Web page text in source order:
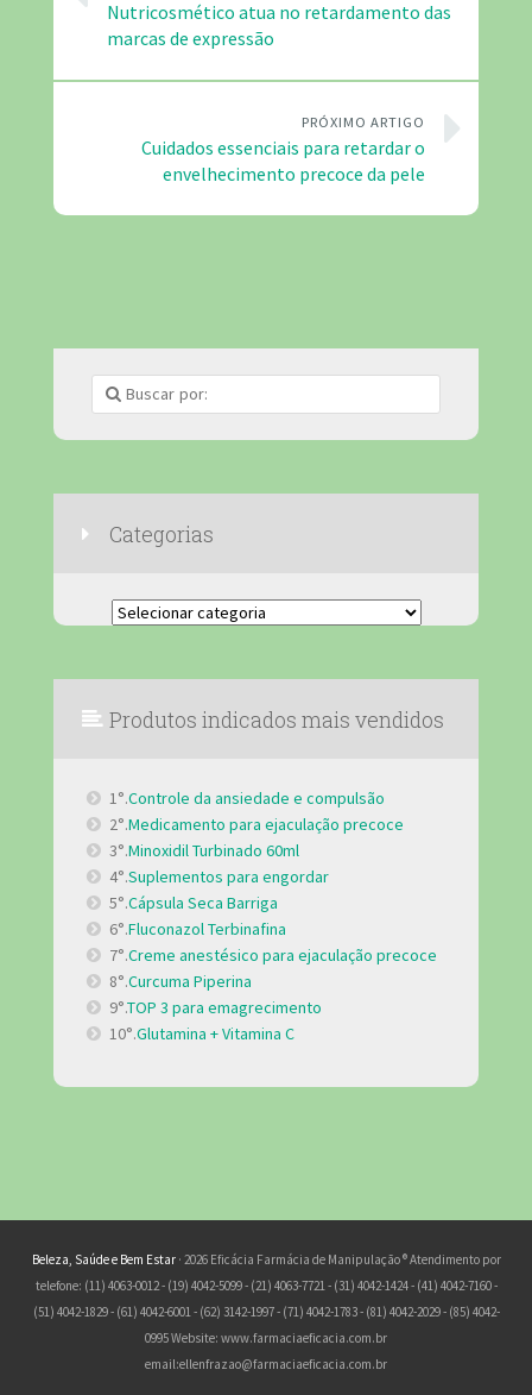
Nutricosmético atua no retardamento das
marcas de expressão
PRÓXIMO ARTIGO
Cuidados essenciais para retardar o
envelhecimento precoce da pele
Categorias
Categorias
Produtos indicados mais vendidos
1°.Controle da ansiedade e compulsão
2°.Medicamento para ejaculação precoce
3°.Minoxidil Turbinado 60ml
4°.Suplementos para engordar
5°.Cápsula Seca Barriga
6°.Fluconazol Terbinafina
7°.Creme anestésico para ejaculação precoce
8°.Curcuma Piperina
9°.TOP 3 para emagrecimento
10°.Glutamina + Vitamina C
Beleza, Saúde e Bem Estar· 2026 Eficácia Farmácia de Manipulação ® Atendimento por
telefone: (11) 4063-0012 - (19) 4042-5099 - (21) 4063-7721 - (31) 4042-1424 - (41) 4042-7160 -
(51) 4042-1829 - (61) 4042-6001 - (62) 3142-1997 - (71) 4042-1783 - (81) 4042-2029 - (85) 4042-
0995 Website: www.farmaciaeficacia.com.br
email:ellenfrazao@farmaciaeficacia.com.br